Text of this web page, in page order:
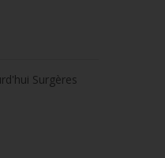
Surgères